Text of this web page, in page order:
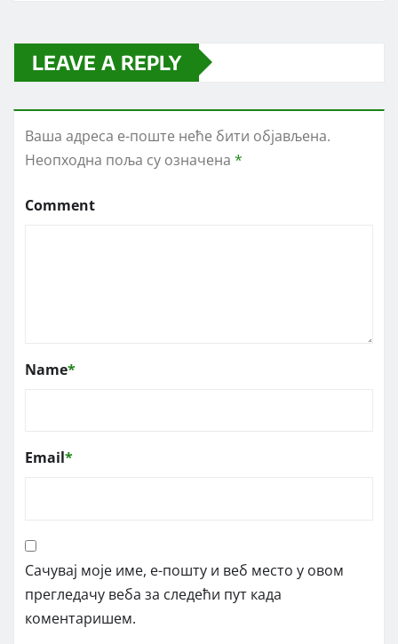
LEAVE A REPLY
Ваша адреса е-поште неће бити објављена.
Неопходна поља су означена *
Comment
Name*
Email*
Сачувај моје име, е-пошту и веб место у овом
прегледачу веба за следећи пут када
коментаришем.